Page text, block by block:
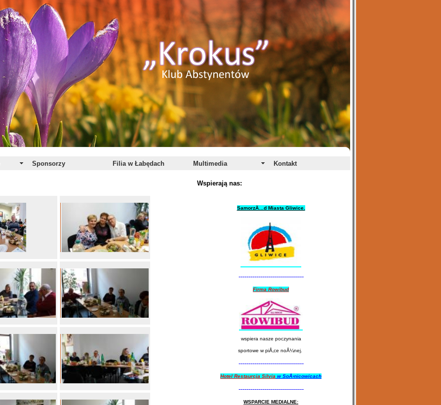
Sponsorzy Filia w Łabędach Multimedia Kontakt
Wspierają nas:
SamorzÄ…d Miasta Gliwice.
---------------------------------
Firma Rowibud
wspiera nasze poczynania
sportowe w piÅ‚ce noÅ¼nej.
---------------------------------
Hotel Restaurcja Silvia w SoÅ›nicowicach
---------------------------------
WSPARCIE MEDIALNE: